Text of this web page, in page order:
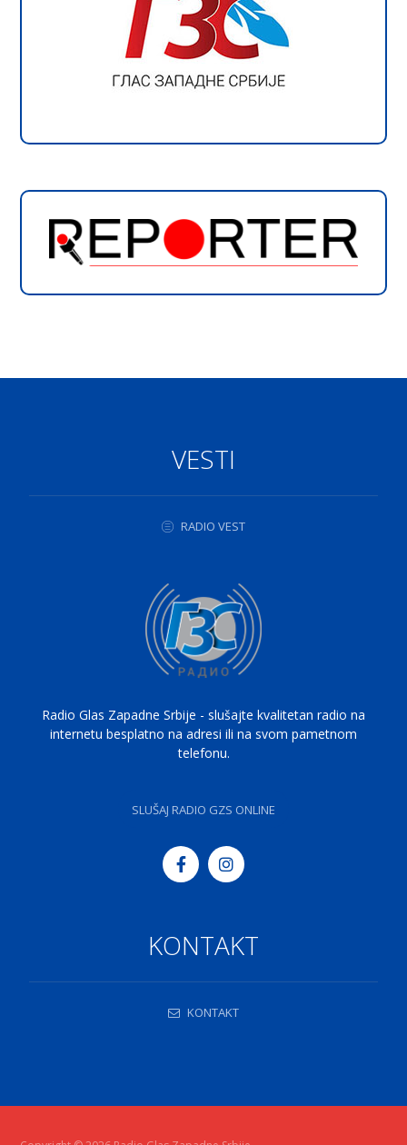
VESTI
RADIO VEST
Radio Glas Zapadne Srbije - slušajte kvalitetan radio na
internetu besplatno na adresi ili na svom pametnom
telefonu.
SLUŠAJ RADIO GZS ONLINE
KONTAKT
KONTAKT